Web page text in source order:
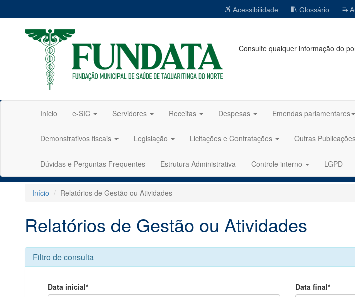
Acessibilidade Glossário
Consulte qualquer informação do
Início e-SIC Servidores Receitas Despesas Emendas parlamentares
Demonstrativos fiscais Legislação Licitações e Contratações Outras
Dúvidas e Perguntas Frequentes Estrutura Administrativa Controle interno LGPD
Início Relatórios de Gestão ou Atividades
Relatórios de Gestão ou Atividades
Filtro de consulta
Data inicial* Data final*